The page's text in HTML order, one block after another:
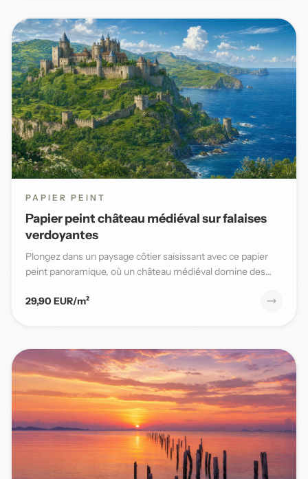
PAPIER PEINT
Papier peint château médiéval sur falaises
verdoyantes
Plongez dans un paysage côtier saisissant avec ce papier
peint panoramique, où un château médiéval domine des
29,90 EUR/m²